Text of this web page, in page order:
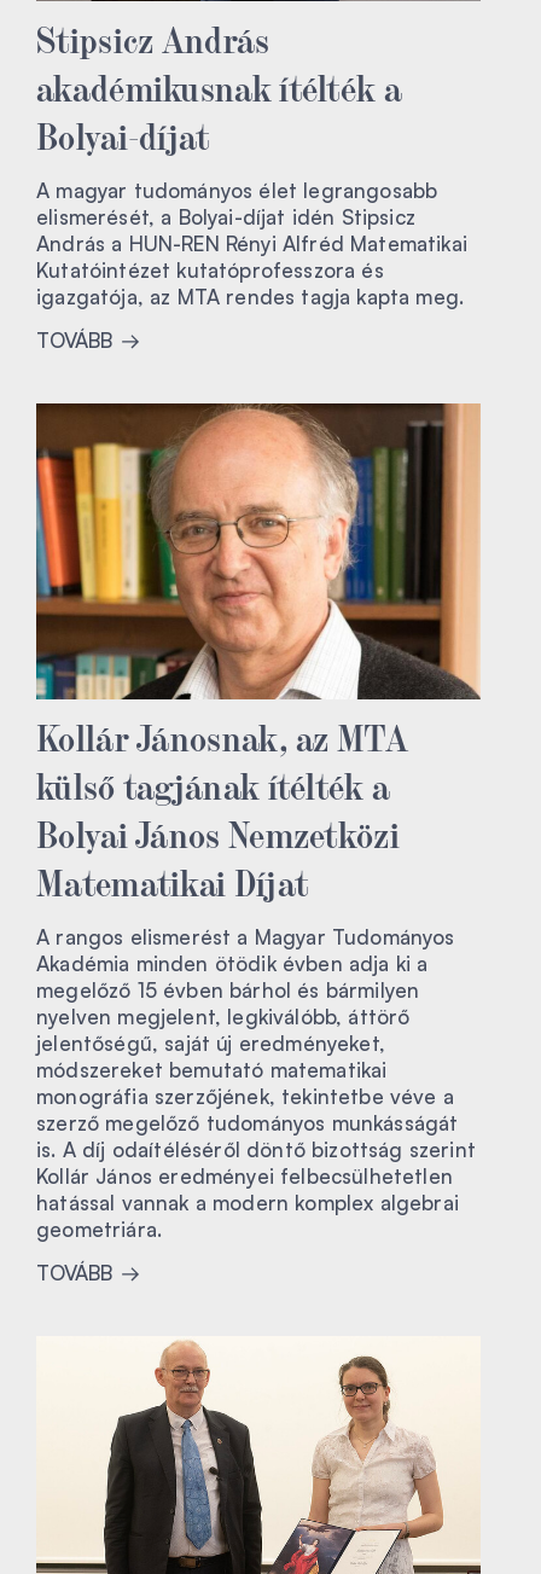
Stipsicz András
akadémikusnak ítélték a
Bolyai-díjat
A magyar tudományos élet legrangosabb
elismerését, a Bolyai-díjat idén Stipsicz
András a HUN-REN Rényi Alfréd Matematikai
Kutatóintézet kutatóprofesszora és
igazgatója, az MTA rendes tagja kapta meg.
TOVÁBB
Kollár Jánosnak, az MTA
külső tagjának ítélték a
Bolyai János Nemzetközi
Matematikai Díjat
A rangos elismerést a Magyar Tudományos
Akadémia minden ötödik évben adja ki a
megelőző 15 évben bárhol és bármilyen
nyelven megjelent, legkiválóbb, áttörő
jelentőségű, saját új eredményeket,
módszereket bemutató matematikai
monográfia szerzőjének, tekintetbe véve a
szerző megelőző tudományos munkásságát
is. A díj odaítéléséről döntő bizottság szerint
Kollár János eredményei felbecsülhetetlen
hatással vannak a modern komplex algebrai
geometriára.
TOVÁBB